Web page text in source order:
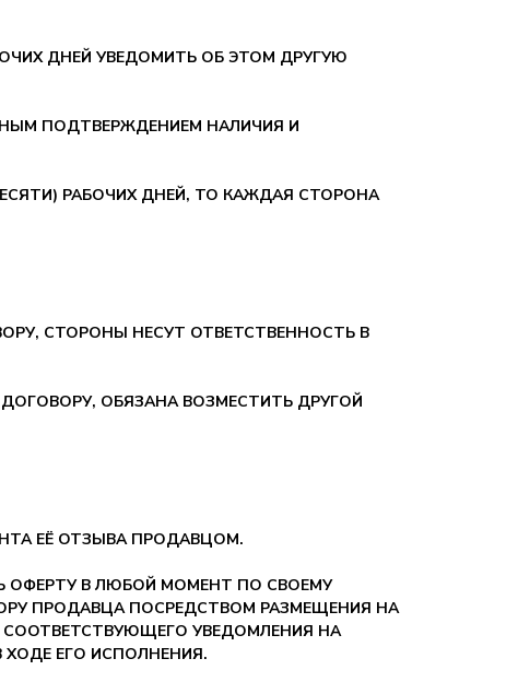
ДНЕЙ УВЕДОМИТЬ ОБ ЭТОМ ДРУГУЮ
ПОДТВЕРЖДЕНИЕМ НАЛИЧИЯ И
РАБОЧИХ ДНЕЙ, ТО КАЖДАЯ СТОРОНА
СТОРОНЫ НЕСУТ ОТВЕТСТВЕННОСТЬ В
ОБЯЗАНА ВОЗМЕСТИТЬ ДРУГОЙ
ЕЁ ОТЗЫВА ПРОДАВЦОМ.
ОФЕРТУ В ЛЮБОЙ МОМЕНТ ПО СВОЕМУ
ПРОДАВЦА ПОСРЕДСТВОМ РАЗМЕЩЕНИЯ НА
СООТВЕТСТВУЮЩЕГО УВЕДОМЛЕНИЯ НА
ЕГО ИСПОЛНЕНИЯ.